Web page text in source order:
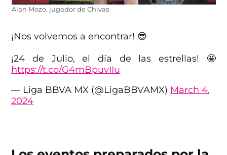
Alan Mozo, jugador de Chivas
¡Nos volvemos a encontrar! 😎
¡24 de Julio, el día de las estrellas! 🤩
https://t.co/G4mBpuvIIu
— Liga BBVA MX (@LigaBBVAMX) March 4,
2024